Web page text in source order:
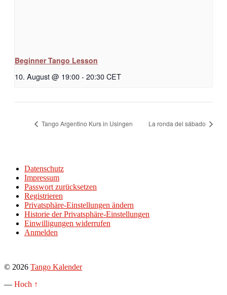
Beginner Tango Lesson
10. August @ 19:00- 20:30CET
Tango Argentino Kurs in Usingen La ronda del sábado
Datenschutz
Impressum
Passwort zurücksetzen
Registrieren
Privatsphäre-Einstellungen ändern
Historie der Privatsphäre-Einstellungen
Einwilligungen widerrufen
Anmelden
© 2026 Tango Kalender
— Hoch ↑